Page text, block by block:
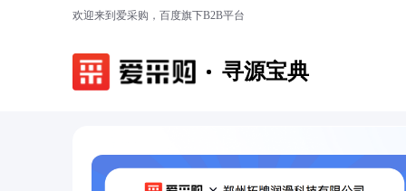
欢迎来到爱采购，百度旗下B2B平台
寻源宝典